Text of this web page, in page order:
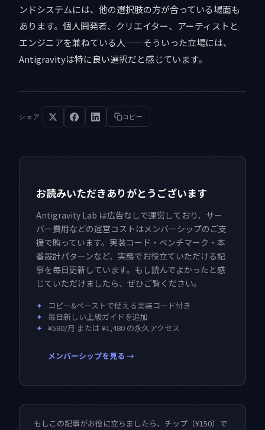
ンドシステムには、他の選択肢の方が合っている場面も
あります。個人開発者、クリエイター、アーティストと
エンジニアを兼ねている人——そういった立場には、
Antigravityは特に良い選択だと感じています。
シェア コピー
お読みいただきありがとうございます
Antigravity Lab は広告なしで運営しており、サー
バー費用などの運営コストはメンバーシップのご支
援で賄っています。実装コード・ベンチマーク・本
番設計パターンなど、実務でお役立ていただける記
事を毎日更新しています。もし読んでよかったと感
じていただけましたら、ぜひご覧ください。
✦
コピー&ペーストで使える実装コード付き
✦ 毎日新しい上級ガイドを追加
✦ ¥580/月 または ¥1,480 の永久アクセス
メンバーシップを見る →
もしこの記事がお役に立ちましたら、チップ（¥150）で